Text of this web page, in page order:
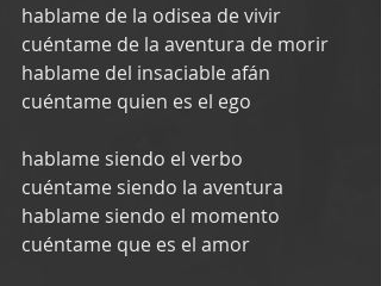
hablame de la odisea de vivir
cuéntame de la aventura de morir
hablame del insaciable afán
cuéntame quien es el ego
hablame siendo el verbo
cuéntame siendo la aventura
hablame siendo el momento
cuéntame que es el amor